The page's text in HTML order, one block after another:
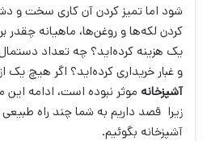
شود اما تمیز کردن آن کاری سخت و
کردن لکه‌ها و روغن‌ها، ماهیانه چقدر
یک هزینه کرده‌اید؟ چه تعداد دستمال
و غبار خریداری کرده‌اید؟ اگر هیچ یک
آشپزخانه موثر نبوده است، ادامه
زیرا قصد داریم به شما چند راه طبیعی
آشپزخانه بگوئیم.